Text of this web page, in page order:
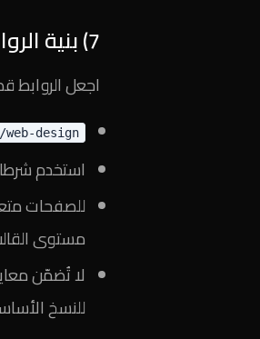
7) بنية الروابط الدائمة (URLs)
اجعل الروابط
web-design
استخدم
للصفحات
مستوى
للنسخ